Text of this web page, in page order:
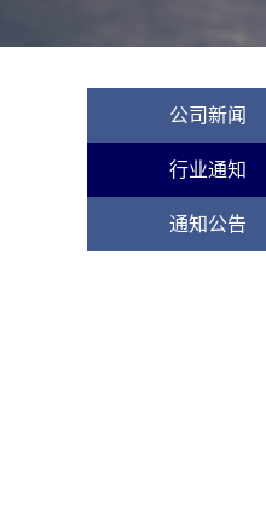
公司新闻
行业通知
通知公告